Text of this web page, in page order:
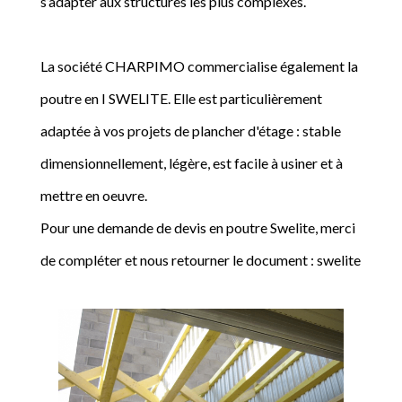
La société CHARPIMO commercialise également la
poutre en I SWELITE. Elle est particulièrement
adaptée à vos projets de plancher d'étage : stable
dimensionnellement, légère, est facile à usiner et à
mettre en oeuvre.
Pour une demande de devis en poutre Swelite, merci
de compléter et nous retourner le document : swelite